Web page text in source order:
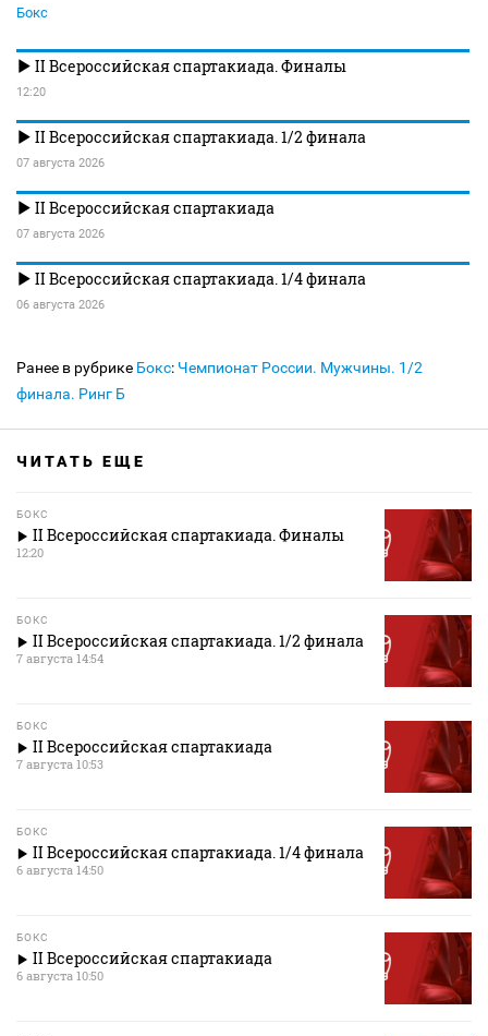
Бокс
II Всероссийская спартакиада. Финалы
12:20
II Всероссийская спартакиада. 1/2 финала
07 августа 2026
II Всероссийская спартакиада
07 августа 2026
II Всероссийская спартакиада. 1/4 финала
06 августа 2026
Ранее в рубрике Бокс: Чемпионат России. Мужчины. 1/2
финала. Ринг Б
ЧИТАТЬ ЕЩЕ
БОКС
II Всероссийская спартакиада. Финалы
12:20
БОКС
II Всероссийская спартакиада. 1/2 финала
7 августа 14:54
БОКС
II Всероссийская спартакиада
7 августа 10:53
БОКС
II Всероссийская спартакиада. 1/4 финала
6 августа 14:50
БОКС
II Всероссийская спартакиада
6 августа 10:50